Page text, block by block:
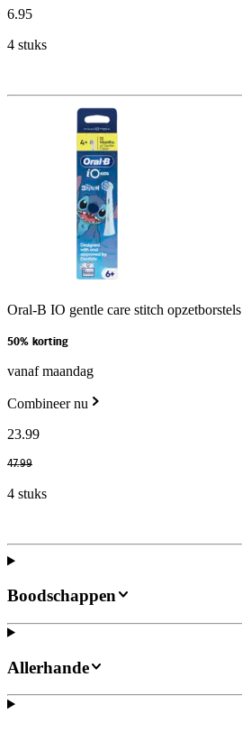
6.95
4 stuks
Oral-B IO gentle care stitch opzetborstels
50% korting
vanaf maandag
Combineer nu
23.99
47.99
4 stuks
Boodschappen
Allerhande